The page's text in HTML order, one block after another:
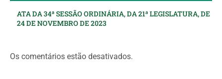
ATA DA 34ª SESSÃO ORDINÁRIA, DA 21ª LEGISLATURA, DE
24 DE NOVEMBRO DE 2023
Os comentários estão desativados.